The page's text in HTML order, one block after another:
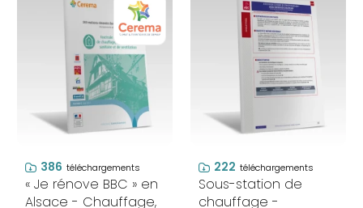
386 téléchargements
« Je rénove BBC » en
Alsace - Chauffage,
222 téléchargements
Sous-station de
chauffage -